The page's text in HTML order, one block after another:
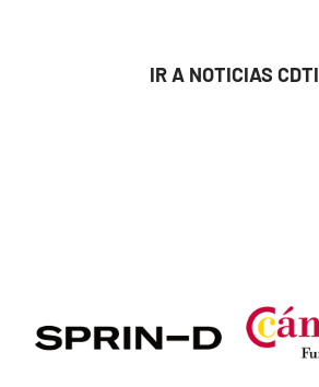
IR A NOTICIAS CDTI